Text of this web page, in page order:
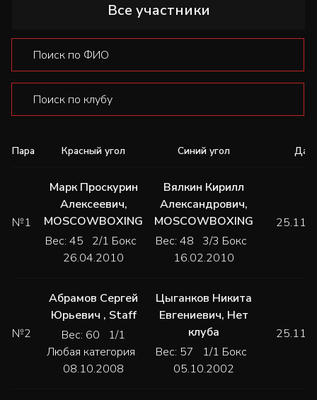
Все участники
Пара Красный угол Синий угол
№1
Марк Проскурин
Алексеевич,
MOSCOWBOXING
Вес: 45 2/1 Бокс
26.04.2010
Вялкин Кирилл
Александрович,
MOSCOWBOXING
Вес: 48 3/3 Бокс
16.02.2010
№2
Абрамов Сергей
Юрьевич , Staff
Вес: 60 1/1
Любая категория
08.10.2008
Цыганков Никита
Евгениевич, Нет
клуба
Вес: 57 1/1 Бокс
05.10.2002